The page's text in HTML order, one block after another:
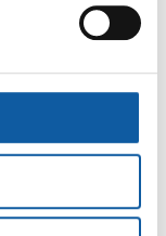
osoitetut